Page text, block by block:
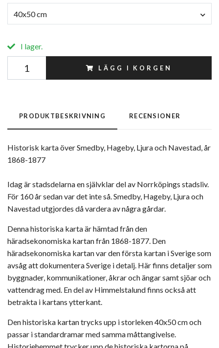
40x50 cm
I lager.
LÄGG I KORGEN
PRODUKTBESKRIVNING RECENSIONER
Historisk karta över Smedby, Hageby, Ljura och Navestad, år
1868-1877
Idag är stadsdelarna en självklar del av Norrköpings stadsliv.
För 160 år sedan var det inte så. Smedby, Hageby, Ljura och
Navestad utgjordes då vardera av några gårdar.
Denna historiska karta är hämtad från den
häradsekonomiska kartan från 1868-1877. Den
häradsekonomiska kartan var den första kartan i Sverige som
avsåg att dokumentera Sverige i detalj. Här finns detaljer som
byggnader, kommunikationer, åkrar och ängar samt sjöar och
vattendrag med. En del av Himmelstalund finns också att
betrakta i kartans ytterkant.
Den historiska kartan trycks upp i storleken 40x50 cm och
passar i standardramar med samma måttangivelse.